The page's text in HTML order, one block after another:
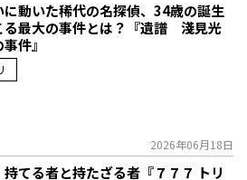
動いた――稀代の名探偵、34歳の誕生
る最大の事件とは？『遺譜 淺見光
件』
2026年06月18日
持てる者と持たざる者――『７７７ トリ